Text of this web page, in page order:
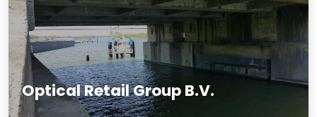
Optical Retail Group B.V.